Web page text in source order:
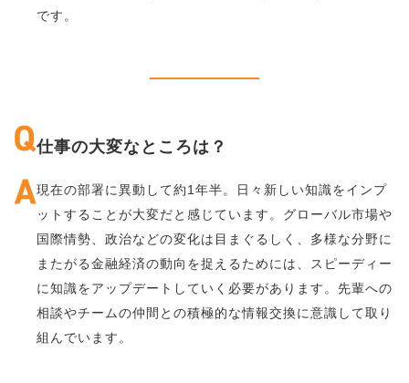
です。
仕事の大変なところは？
現在の部署に異動して約1年半。日々新しい知識をインプ
ットすることが大変だと感じています。グローバル市場や
国際情勢、政治などの変化は目まぐるしく、多様な分野に
またがる金融経済の動向を捉えるためには、スピーディー
に知識をアップデートしていく必要があります。先輩への
相談やチームの仲間との積極的な情報交換に意識して取り
組んでいます。